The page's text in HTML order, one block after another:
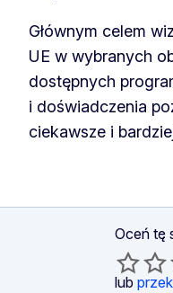
Głównym celem
UE w wybranych
dostępnych
i doświadczenia
ciekawsze i
Oceń tę
lub